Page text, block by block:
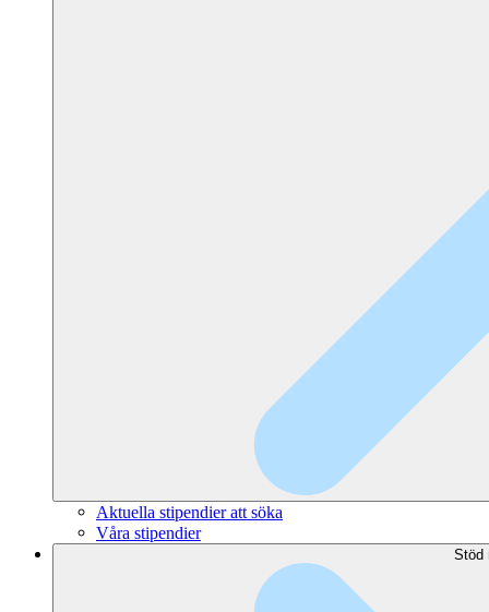
Aktuella stipendier att söka
Våra stipendier
Stöd